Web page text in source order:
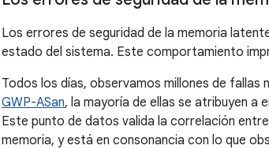
Los errores de seguridad de la memoria
estado del sistema. Este comportamiento
Todos los días, observamos millones de
GWP-ASan, la mayoría de ellas se atribuyen a
Este punto de datos valida la correlación
memoria, y está en consonancia con lo que